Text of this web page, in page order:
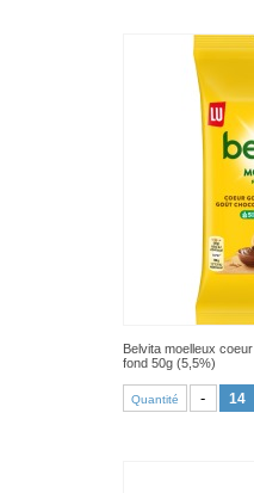
Belvita moelleux coeur
fond 50g (5,5%)
Quantité -